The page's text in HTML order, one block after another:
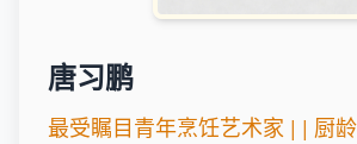
唐习鹏
最受瞩目青年烹饪艺术家 | | 厨